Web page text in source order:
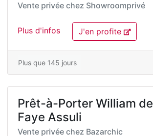
Vente privée chez Showroomprivé
Plus d'infos J'en profite
Plus que 145 jours
Prêt-à-Porter William de
Faye Assuli
Vente privée chez Bazarchic